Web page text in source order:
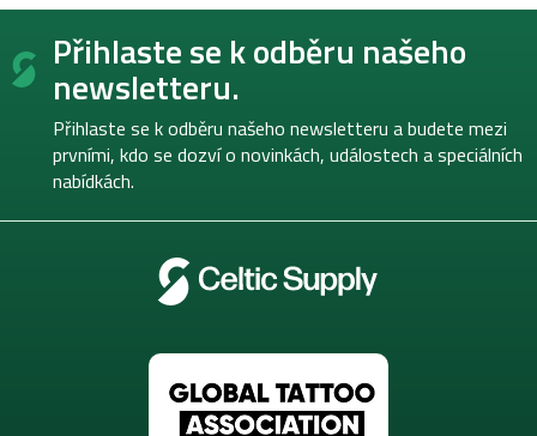
Z
Přihlaste se k odběru našeho
newsletteru.
Přihlaste se k odběru našeho newsletteru a budete mezi
prvními, kdo se dozví o novinkách, událostech a speciálních
nabídkách.